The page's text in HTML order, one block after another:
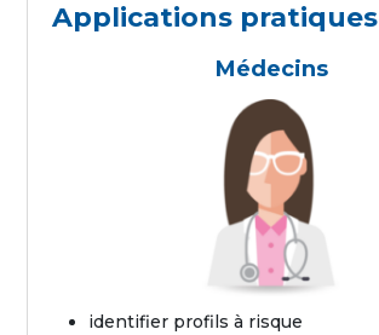
Applications pratiques
Médecins
identifier profils à risque